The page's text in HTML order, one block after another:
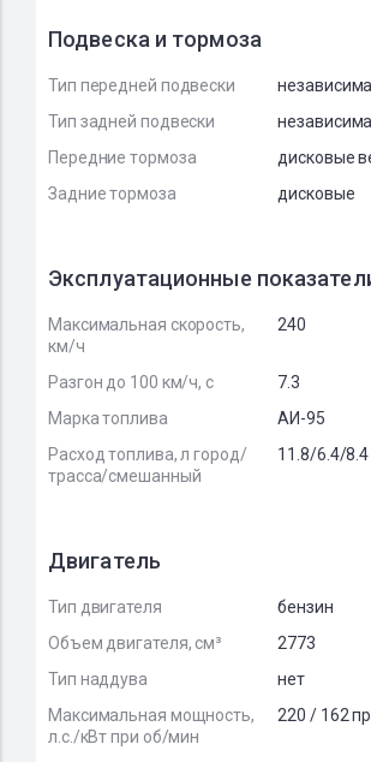
Подвеска и тормоза
Тип передней подвески
Тип задней подвески
Передние тормоза
дисковые
Задние тормоза
дисковые
Эксплуатационные
Максимальная скорость,
км/ч
240
Разгон до 100 км/ч, с
7.3
Марка топлива
АИ-95
Расход топлива, л город/
трасса/смешанный
11.8/6.4/8.4
Двигатель
Тип двигателя
бензин
Объем двигателя, см³
2773
Тип наддува
нет
Максимальная мощность,
л.с./кВт при об/мин
220 / 162